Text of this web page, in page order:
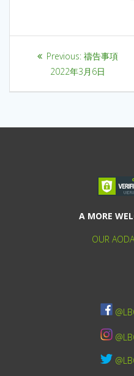
Previous: 禱告事項
2022年3月6日
A MORE
OUR